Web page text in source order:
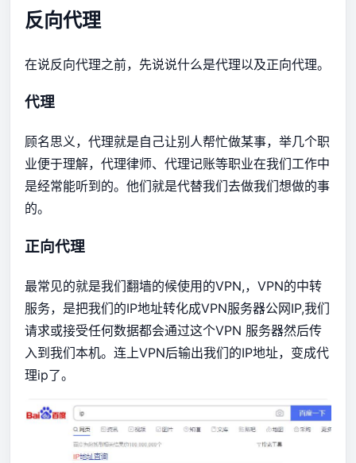
反向代理
在说反向代理之前，先说说什么是代理以及正向代理。
代理
顾名思义，代理就是自己让别人帮忙做某事，举几个职
业便于理解，代理律师、代理记账等职业在我们工作中
是经常能听到的。他们就是代替我们去做我们想做的事
的。
正向代理
最常见的就是我们翻墙的候使用的VPN,，VPN的中转
服务，是把我们的IP地址转化成VPN服务器公网IP,我们
请求或接受任何数据都会通过这个VPN 服务器然后传
入到我们本机。连上VPN后输出我们的IP地址，变成代
理ip了。